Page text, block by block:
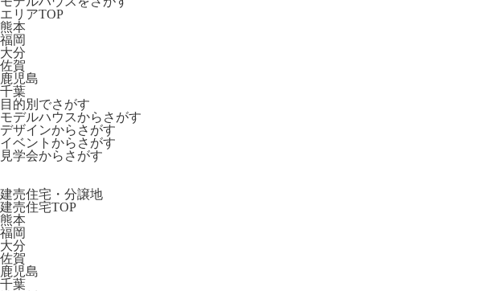
エリアTOP
熊本
福岡
大分
佐賀
鹿児島
千葉
目的別でさがす
モデルハウスからさがす
デザインからさがす
イベントからさがす
見学会からさがす
建売住宅・分譲地
建売住宅TOP
熊本
福岡
大分
佐賀
鹿児島
千葉